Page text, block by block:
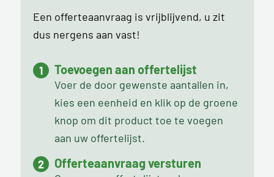
Een offerteaanvraag is vrijblijvend, u zit
dus nergens aan vast!
Toevoegen aan offertelijst
Voer de door gewenste aantallen in,
kies een eenheid en klik op de groene
knop om dit product toe te voegen
aan uw offertelijst.
Offerteaanvraag versturen